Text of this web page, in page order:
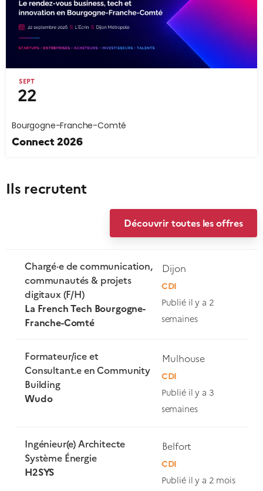
SEPT
22
Bourgogne-Franche-Comté
Connect 2026
Ils recrutent
Découvrir toutes les offres
Chargé·e de communication,
communautés & projets
digitaux (F/H)
La French Tech Bourgogne-
Franche-Comté
Dijon
CDI
Publié il y a 2
semaines
Formateur/ice et
Consultant.e en Community
Building
Wudo
Mulhouse
CDI
Publié il y a 3
semaines
Ingénieur(e) Architecte
Système Énergie
H2SYS
Belfort
CDI
Publié il y a 2 mois